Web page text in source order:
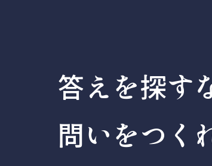
答えを探す
問いをつく